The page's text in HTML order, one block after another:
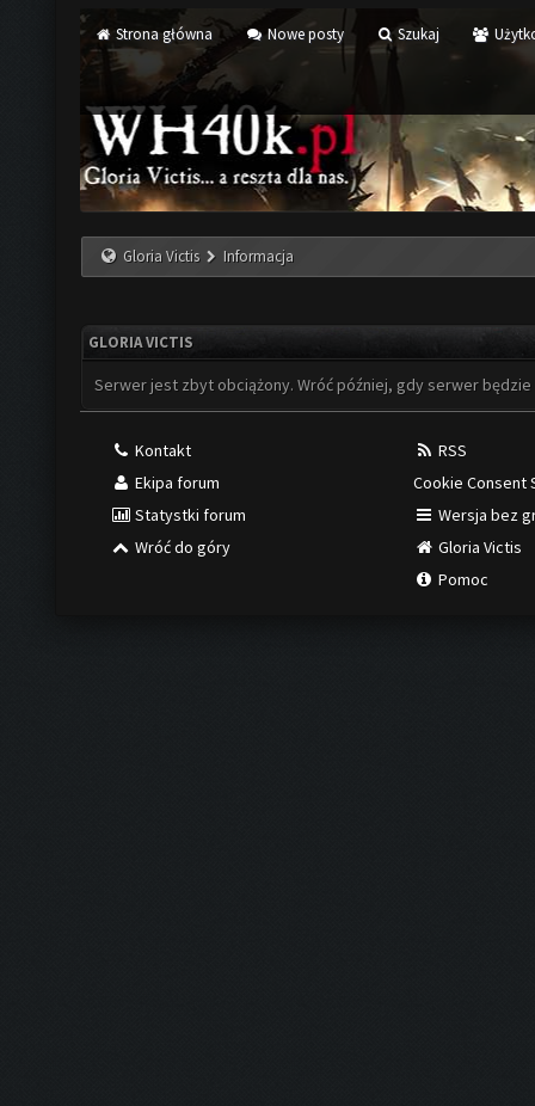
Strona główna Nowe posty Szukaj
Gloria Victis Informacja
GLORIA VICTIS
Serwer jest zbyt obciążony. Wróć później, gdy serwer będzie
Kontakt
Ekipa forum
Statystki forum
Wróć do góry
RSS
Cookie Consent
Wersja bez
Gloria Victis
Pomoc